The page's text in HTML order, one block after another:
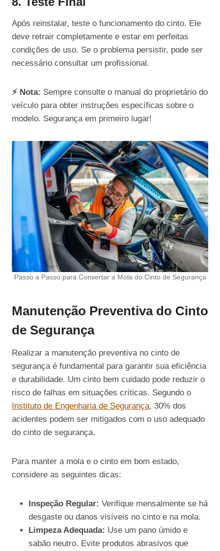
Após reinstalar, teste o funcionamento do cinto. Ele
deve retrair completamente e estar em perfeitas
condições de uso. Se o problema persistir, pode ser
necessário consultar um profissional.
⚡ Nota: Sempre consulte o manual do proprietário do
veículo para obter instruções específicas sobre o
modelo. Segurança em primeiro lugar!
Passo a Passo para Consertar a Mola do Cinto de Segurança
Manutenção Preventiva do Cinto
de Segurança
Realizar a manutenção preventiva no cinto de
segurança é fundamental para garantir sua eficiência
e durabilidade. Um cinto bem cuidado pode reduzir o
risco de falhas em situações críticas. Segundo o
Instituto de Engenharia de Segurança, 30% dos
acidentes podem ser mitigados com o uso adequado
do cinto de segurança.
Para manter a mola e o cinto em bom estado,
considere as seguintes dicas:
Inspeção Regular: Verifique mensalmente se há
desgaste ou danos visíveis no cinto e na mola.
Limpeza Adequada: Use um pano úmido e
sabão neutro. Evite produtos abrasivos que